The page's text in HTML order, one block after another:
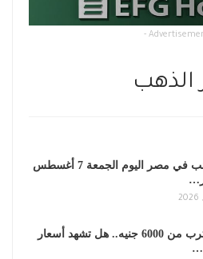
-
أسعار الذهب في مصر اليوم الجمعة 7 أغسطس
عيار 21 يقترب من 6000 جنيه.. هل تشهد أسعار